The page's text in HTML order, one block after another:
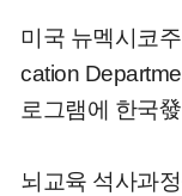
미국 뉴멕시코
cation
로그램에 한국發
뇌교육 석사과